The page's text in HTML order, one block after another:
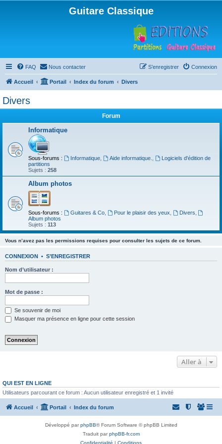
Guitare Classique
FAQ Nous contacter Connexion
S’enregistrer
Accueil Portail Index du forum Divers
Divers
Forum
Informatique
Sous-forums : Informatique, Aide informatique.
Logiciels d'édition de
partitions
Sujets : 258
Album photos
Sous-forums : Guitares & Co, Pour le plaisir des yeux Divers
Album photos
Sujets : 113
Vous n’avez pas les permissions requises pour consulter les sujets de ce forum.
CONNEXION • S’ENREGISTRER
Nom d’utilisateur :
Mot de passe :
Se souvenir de moi
Masquer ma présence en ligne pour cette session
Aller à
QUI EST EN LIGNE
Utilisateurs parcourant ce forum : Aucun utilisateur enregistré et 1 invité
Accueil Portail Index du forum
Développé parphpBB® Forum Software © phpBB Limited
Traduit parphpBB-fr.com
Confidentialité | Conditions